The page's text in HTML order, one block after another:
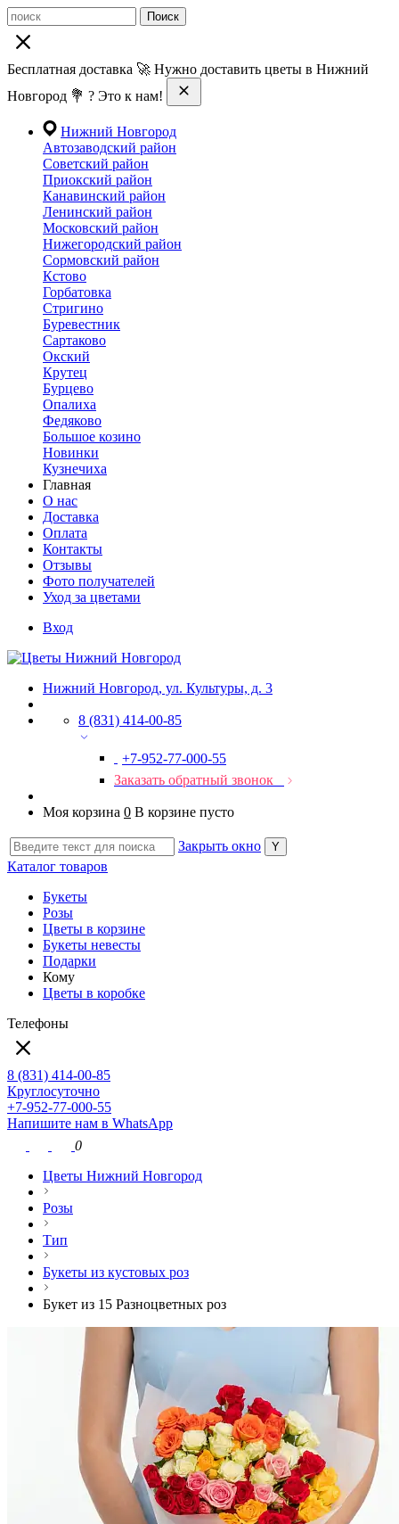
Поиск
Бесплатная доставка 🚀 Нужно доставить цветы в Нижний
Новгород 💐 ? Это к нам!
Нижний Новгород
Автозаводский район
Советский район
Приокский район
Канавинский район
Ленинский район
Московский район
Нижегородский район
Сормовский район
Кстово
Горбатовка
Стригино
Буревестник
Сартаково
Окский
Крутец
Бурцево
Опалиха
Федяково
Большое козино
Новинки
Кузнечиха
Главная
О нас
Доставка
Оплата
Контакты
Отзывы
Фото получателей
Уход за цветами
Вход
Нижний Новгород, ул. Культуры, д. 3
8 (831) 414-00-85
+7-952-77-000-55
Заказать обратный звонок
Моя корзина 0 В корзине пусто
Закрыть окно
Каталог товаров
Букеты
Розы
Цветы в корзине
Букеты невесты
Подарки
Кому
Цветы в коробке
Телефоны
8 (831) 414-00-85
Круглосуточно
+7-952-77-000-55
Напишите нам в WhatsApp
0
Цветы Нижний Новгород
Розы
Тип
Букеты из кустовых роз
Букет из 15 Разноцветных роз